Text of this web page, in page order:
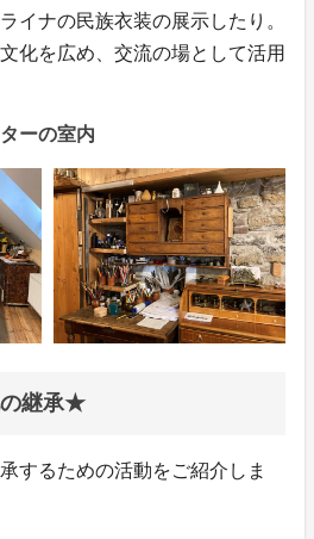
イナの民族衣装の展示したり。
化を広め、交流の場として活用
ーの室内
継承★
するための活動をご紹介しま